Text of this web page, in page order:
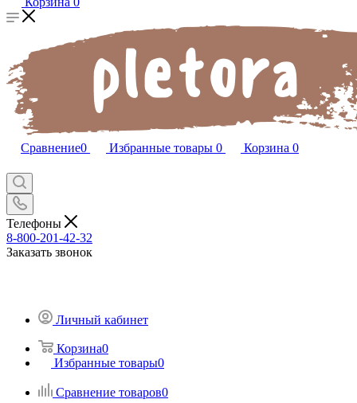
Сравнение0 Избранные товары 0 Корзина 0
Телефоны
8-800-201-42-32
Заказать звонок
Личный кабинет
Корзина0
Избранные товары0
Сравнение товаров0